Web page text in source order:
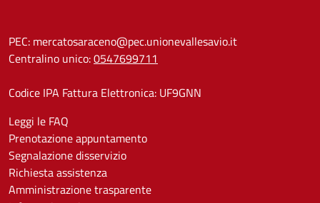
PEC: mercatosaraceno@pec.unionevallesavio.it
Centralino unico:0547699711
Codice IPA Fattura Elettronica: UF9GNN
Leggi le FAQ
Prenotazione appuntamento
Segnalazione disservizio
Richiesta assistenza
Amministrazione trasparente